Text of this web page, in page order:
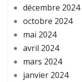
décembre 2024
octobre 2024
mai 2024
avril 2024
mars 2024
janvier 2024